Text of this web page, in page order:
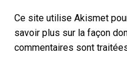
Ce site utilise Akismet
savoir plus sur la façon
commentaires sont